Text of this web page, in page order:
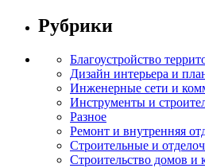
Рубрики
Благоустройство
Дизайн интерьера и
Инженерные сети и
Инструменты и
Разное
Ремонт и внутренняя
Строительные и
Строительство домов и